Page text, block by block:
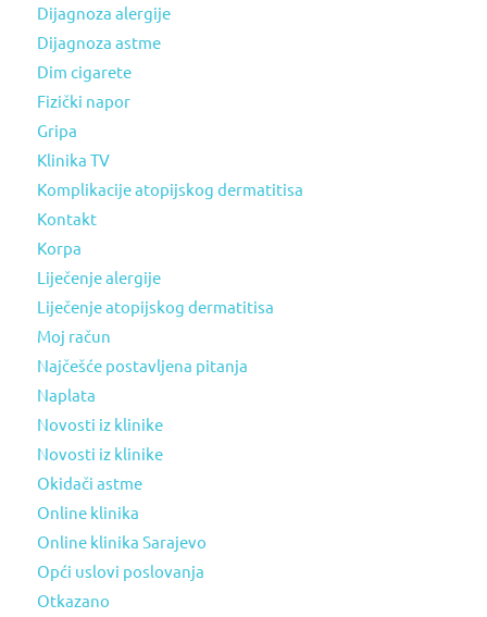
Dijagnoza alergije
Dijagnoza astme
Dim cigarete
Fizički napor
Gripa
Klinika TV
Komplikacije atopijskog dermatitisa
Kontakt
Korpa
Liječenje alergije
Liječenje atopijskog dermatitisa
Moj račun
Najčešće postavljena pitanja
Naplata
Novosti iz klinike
Novosti iz klinike
Okidači astme
Online klinika
Online klinika Sarajevo
Opći uslovi poslovanja
Otkazano